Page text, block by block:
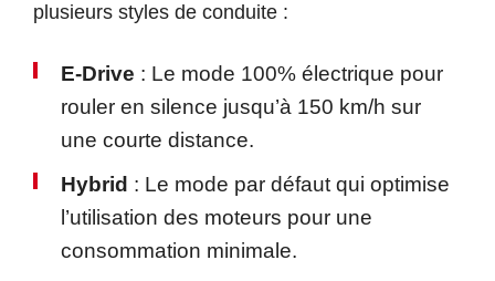
plusieurs styles de conduite :
E-Drive : Le mode 100% électrique pour
rouler en silence jusqu’à 150 km/h sur
une courte distance.
Hybrid : Le mode par défaut qui optimise
l’utilisation des moteurs pour une
consommation minimale.